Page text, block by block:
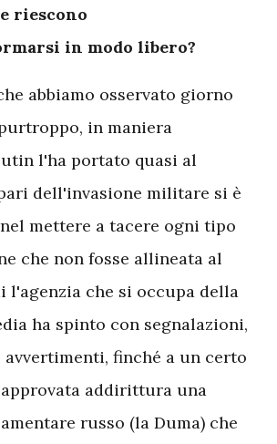
riescono
in modo libero?
abbiamo osservato giorno
in maniera
l'ha portato quasi al
dell'invasione militare si è
mettere a tacere ogni tipo
che non fosse allineata al
l'agenzia che si occupa della
ha spinto con segnalazioni,
finché a un certo
addirittura una
russo (la Duma) che